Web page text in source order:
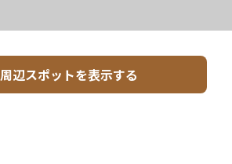
周辺スポットを表示する